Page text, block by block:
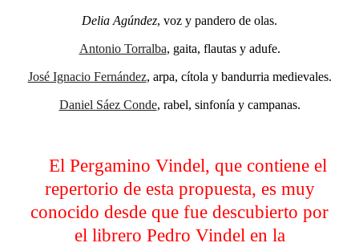
Delia Agúndez, voz y pandero de olas.
Antonio Torralba, gaita, flautas y adufe.
José Ignacio Fernández, arpa, cítola y bandurria medievales.
Daniel Sáez Conde, rabel, sinfonía y campanas.
El Pergamino Vindel, que contiene el
repertorio de esta propuesta, es muy
conocido desde que fue descubierto por
el librero Pedro Vindel en la